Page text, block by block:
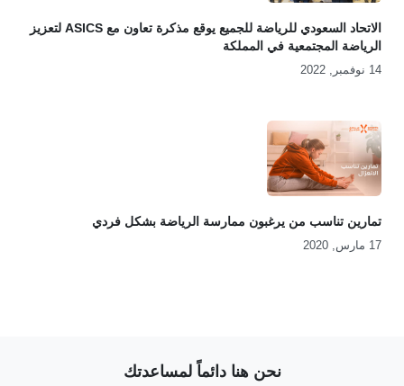
الاتحاد السعودي للرياضة للجميع يوقع مذكرة تعاون مع ASICS لتعزيز
الرياضة المجتمعية في المملكة
14 نوفمبر, 2022
تمارين تناسب من يرغبون ممارسة الرياضة بشكل فردي
17 مارس, 2020
نحن هنا دائماً لمساعدتك